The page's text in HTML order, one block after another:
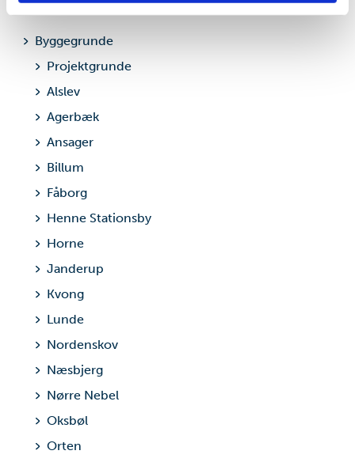
Byggegrunde
Projektgrunde
Alslev
Agerbæk
Ansager
Billum
Fåborg
Henne Stationsby
Horne
Janderup
Kvong
Lunde
Nordenskov
Næsbjerg
Nørre Nebel
Oksbøl
Orten